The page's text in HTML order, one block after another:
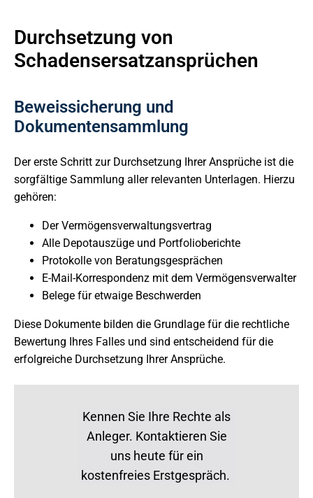
Durchsetzung von
Schadensersatzansprüchen
Beweissicherung und
Dokumentensammlung
Der erste Schritt zur Durchsetzung Ihrer Ansprüche ist die
sorgfältige Sammlung aller relevanten Unterlagen. Hierzu
gehören:
Der Vermögensverwaltungsvertrag
Alle Depotauszüge und Portfolioberichte
Protokolle von Beratungsgesprächen
E-Mail-Korrespondenz mit dem Vermögensverwalter
Belege für etwaige Beschwerden
Diese Dokumente bilden die Grundlage für die rechtliche
Bewertung Ihres Falles und sind entscheidend für die
erfolgreiche Durchsetzung Ihrer Ansprüche.
Kennen Sie Ihre Rechte als
Anleger. Kontaktieren Sie
uns heute für ein
kostenfreies Erstgespräch.